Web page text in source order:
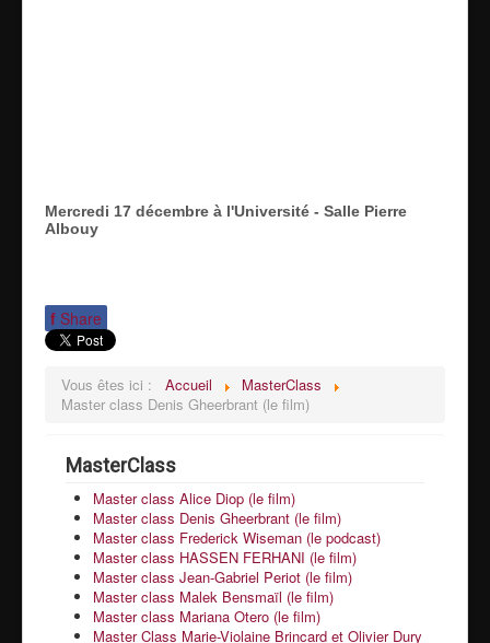
Mercredi 17 décembre à l'Université - Salle Pierre
Albouy
f Share
Vous êtes ici : Accueil
MasterClass
Master class Denis Gheerbrant (le film)
MasterClass
Master class Alice Diop (le film)
Master class Denis Gheerbrant (le film)
Master class Frederick Wiseman (le podcast)
Master class HASSEN FERHANI (le film)
Master class Jean-Gabriel Periot (le film)
Master class Malek Bensmaïl (le film)
Master class Mariana Otero (le film)
Master Class Marie-Violaine Brincard et Olivier Dury